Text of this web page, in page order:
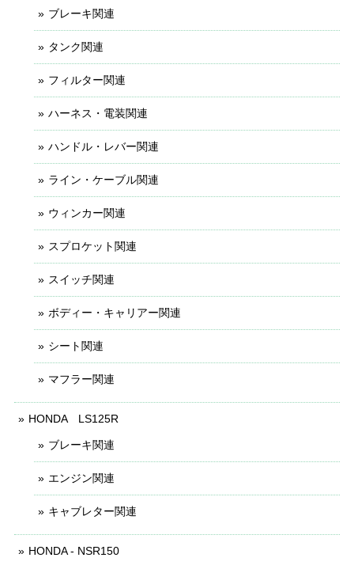
ブレーキ関連
タンク関連
フィルター関連
ハーネス・電装関連
ハンドル・レバー関連
ライン・ケーブル関連
ウィンカー関連
スプロケット関連
スイッチ関連
ボディー・キャリアー関連
シート関連
マフラー関連
HONDA LS125R
ブレーキ関連
エンジン関連
キャブレター関連
HONDA - NSR150